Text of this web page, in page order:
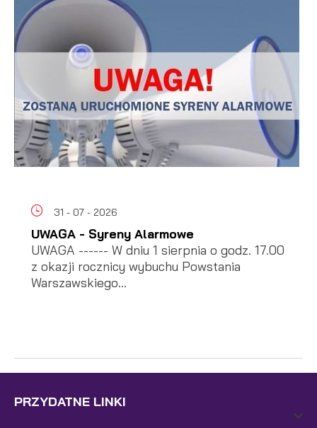
31 - 07 - 2026
UWAGA - Syreny Alarmowe
UWAGA ------ W dniu 1 sierpnia o godz. 17.00
z okazji rocznicy wybuchu Powstania
Warszawskiego...
PRZYDATNE LINKI